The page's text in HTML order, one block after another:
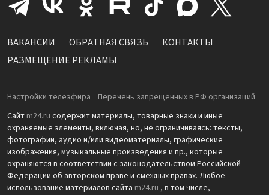
ВАКАНСИИ ОБРАТНАЯ СВЯЗЬ
КОНТАКТЫ
РАЗМЕЩЕНИЕ РЕКЛАМЫ
Настройки телеэфира
Перечень запрещенных в РФ организаций
Сайт m24.ru содержит материалы, товарные знаки и иные
охраняемые элементы, включая, но, не ограничиваясь: тексты,
фотографии, аудио и/или видеоматериалы, графические
изображения, музыкальные произведения и пр., которые
охраняются в соответствии с законодательством Российской
Федерации об авторском праве и смежных правах. Любое
использование материалов сайта m24.ru , в том числе,